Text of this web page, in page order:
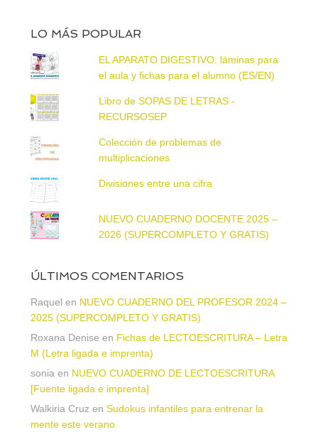
LO MÁS POPULAR
EL APARATO DIGESTIVO: láminas para
el aula y fichas para el alumno (ES/EN)
Libro de SOPAS DE LETRAS -
RECURSOSEP
Colección de problemas de
multiplicaciones
Divisiones entre una cifra
NUEVO CUADERNO DOCENTE 2025 –
2026 (SUPERCOMPLETO Y GRATIS)
ÚLTIMOS COMENTARIOS
Raquel en NUEVO CUADERNO DEL PROFESOR 2024 –
2025 (SUPERCOMPLETO Y GRATIS)
Roxana Denise en Fichas de LECTOESCRITURA – Letra
M (Letra ligada e imprenta)
sonia en NUEVO CUADERNO DE LECTOESCRITURA
[Fuente ligada e imprenta]
Walkiria Cruz en Sudokus infantiles para entrenar la
mente este verano